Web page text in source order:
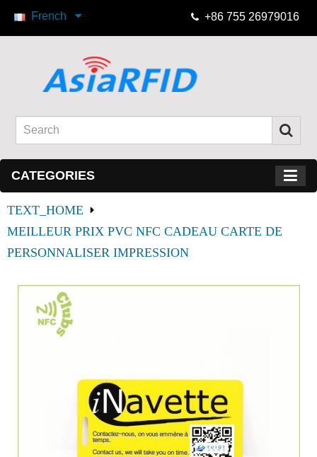
French +86 755 26979016
CATEGORIES
TEXT_HOME
MEILLEUR PRIX PVC NFC CADEAU CARTE DE
PERSONNALISER IMPRESSION